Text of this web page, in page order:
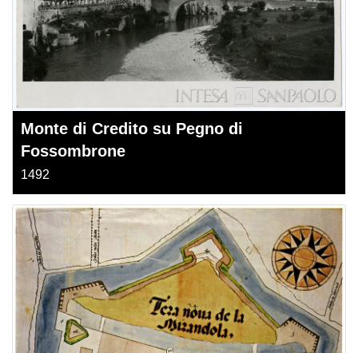
Monte di Credito su Pegno di
Fossombrone
1492